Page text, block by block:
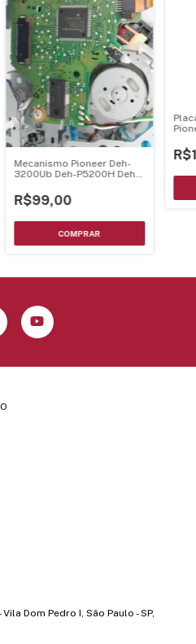
Mecanismo Pioneer Deh-
3200Ub Deh-P5200H Deh-
Montado C/ Unidade
Optica
R$99,00
Dom Pedro I, São Paulo - SP,